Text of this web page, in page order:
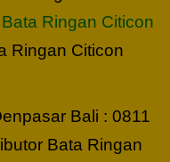
Bata Ringan Citicon
Ringan Citicon
Bali : 0811
Bata Ringan